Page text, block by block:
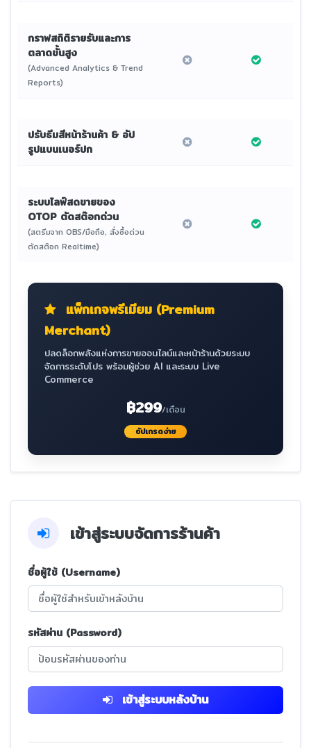
กราฟสถิติรายรับและการ
ตลาดขั้นสูง
(Advanced Analytics & Trend
Reports)
ปรับธีมสีหน้าร้านค้า & อัป
รูปแบนเนอร์ปก
ระบบไลฟ์สดขายของ
OTOP ตัดสต๊อกด่วน
(สตรีมจาก OBS/มือถือ, สั่งซื้อด่วน
ตัดสต๊อก Realtime)
แพ็กเกจพรีเมียม (Premium
Merchant)
ปลดล็อกพลังแห่งการขายออนไลน์และหน้าร้านด้วยระบบ
จัดการระดับโปร พร้อมผู้ช่วย AI และระบบ Live
Commerce
฿299/เดือน
อัปเกรดง่าย
เข้าสู่ระบบจัดการร้านค้า
ชื่อผู้ใช้ (Username)
รหัสผ่าน (Password)
เข้าสู่ระบบหลังบ้าน